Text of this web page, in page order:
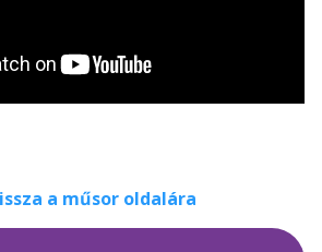
a műsor oldalára